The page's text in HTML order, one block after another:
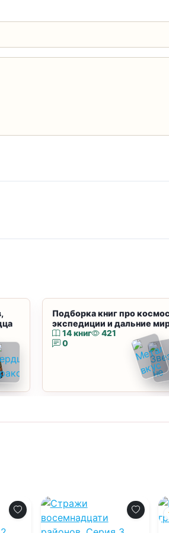
Подборка книг про
экспедиции и дальние
14 книг
421
0